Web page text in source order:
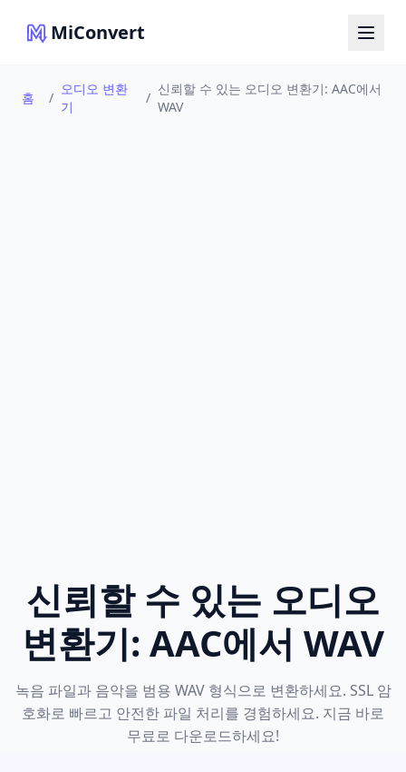
MiConvert
홈 /
오디오 변환
기
/
신뢰할 수 있는 오디오 변환기: AAC에서
WAV
신뢰할 수 있는 오디오
변환기: AAC에서 WAV
녹음 파일과 음악을 범용 WAV 형식으로 변환하세요. SSL 암
호화로 빠르고 안전한 파일 처리를 경험하세요. 지금 바로
무료로 다운로드하세요!